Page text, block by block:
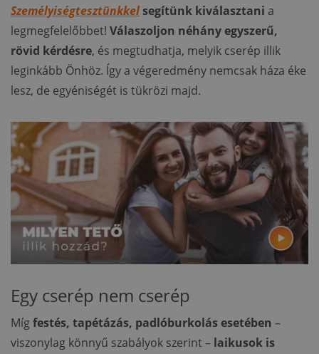
Személyiségtesztünkkelsegítünk kiválasztani a
legmegfelelőbbet! Válaszoljon néhány egyszerű,
rövid kérdésre, és megtudhatja, melyik cserép illik
leginkább Önhöz. Így a végeredmény nemcsak háza éke
lesz, de egyéniségét is tükrözi majd.
Egy cserép nem cserép
Mígfestés, tapétázás, padlóburkolás esetében –
viszonylag könnyű szabályok szerint – laikusok is